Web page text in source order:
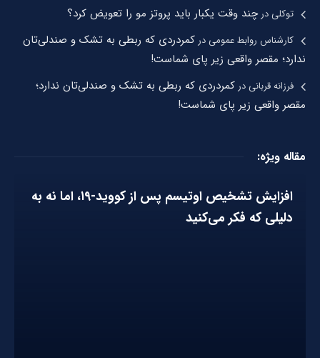
توکلیدرچند وقت یکبار باید پروتز مو را تعویض کرد؟
کارشناس روابط عمومیدر کمردردی که ربطی به تشک و صندلی‌تان
ندارد؛ مقصر واقعی زیر پای شماست!
فرزانه قربانیدر کمردردی که ربطی به تشک و صندلی‌تان ندارد؛
مقصر واقعی زیر پای شماست!
مقاله ویژه:
افزایش تشخیص اوتیسم پس از کووید-۱۹، اما نه به
دلیلی که فکر می‌کنید